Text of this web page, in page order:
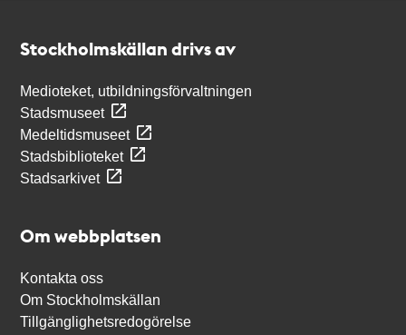
Stockholmskällan drivs av
Medioteket, utbildningsförvaltningen
Stadsmuseet
Medeltidsmuseet
Stadsbiblioteket
Stadsarkivet
Om webbplatsen
Kontakta oss
Om Stockholmskällan
Tillgänglighetsredogörelse